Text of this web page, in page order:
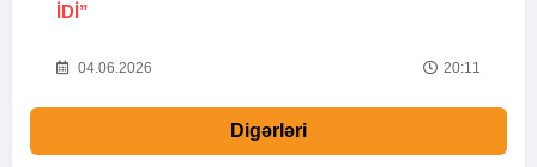
IDI”
04.06.2026 20:11
Digərləri